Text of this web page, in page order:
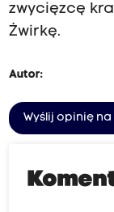
zwycięzcę
Żwirkę.
Autor:
Wyślij opinię